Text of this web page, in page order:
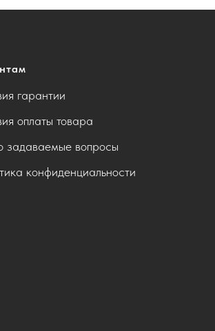
гарантии
оплаты товара
задаваемые вопросы
конфиденциальности